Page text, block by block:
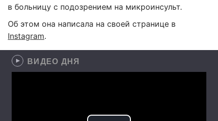
в больницу с подозрением на микроинсульт.
Об этом она написала на своей странице в
Instagram.
ВИДЕО ДНЯ